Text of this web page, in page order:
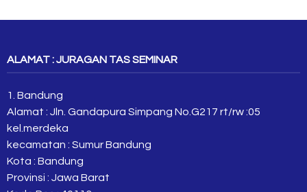
ALAMAT : JURAGAN TAS SEMINAR
1. Bandung
Alamat : Jln. Gandapura Simpang No.G217 rt/rw :05
kel.merdeka
kecamatan : Sumur Bandung
Kota : Bandung
Provinsi : Jawa Barat